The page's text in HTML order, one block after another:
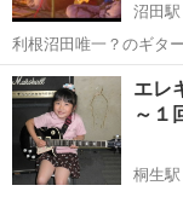
沼田駅
利根沼田唯一？のギター教
戦をサポートします！
個人レッスン ・エレ
・初回１時間無料体...
群馬 利根郡
エレ
～１
桐生駅